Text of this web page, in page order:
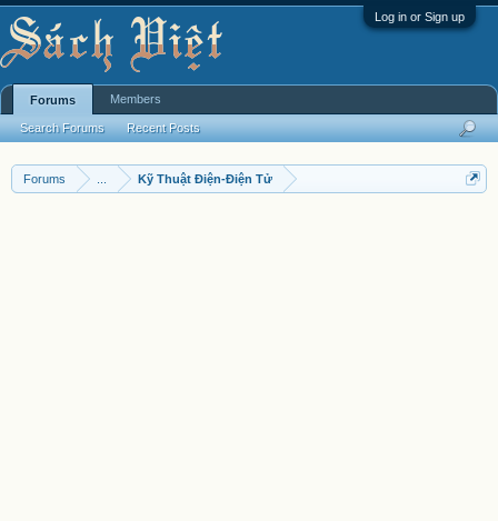
Log in or Sign up
Forums Kỹ Thuật Điện-Điện Tử
Forums
Search Forums Recent Posts
Members